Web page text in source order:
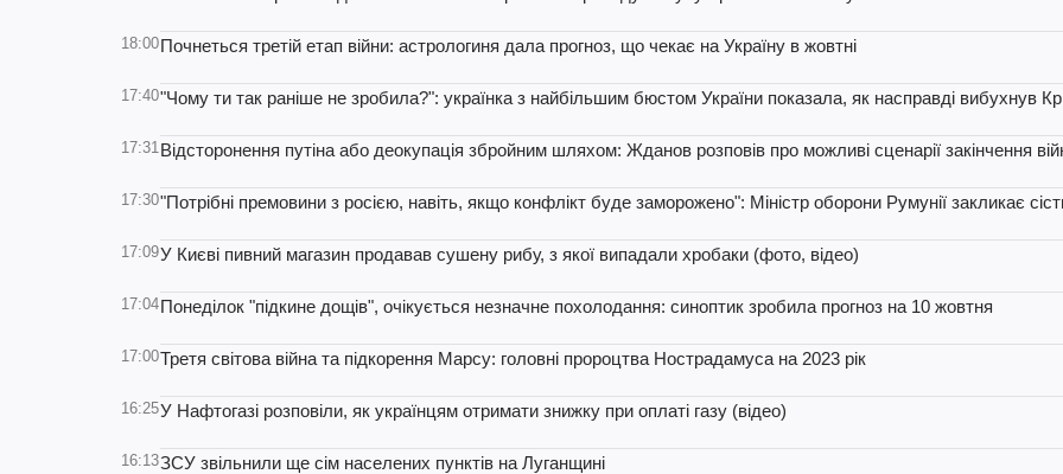
18:00Почнеться третій етап війни: астрологиня дала прогноз, що чекає на Україну в жовтні
17:40"Чому ти так раніше не зробила?": українка з найбільшим бюстом України показала, як насправді вибухнув
17:31Відсторонення путіна або деокупація збройним шляхом: Жданов розповів про можливі сценарії закінчення
17:30"Потрібні премовини з росією, навіть, якщо конфлікт буде заморожено": Міністр оборони Румунії закликає
17:09У Києві пивний магазин продавав сушену рибу, з якої випадали хробаки (фото, відео)
17:04Понеділок "підкине дощів", очікується незначне похолодання: синоптик зробила прогноз на 10 жовтня
17:00Третя світова війна та підкорення Марсу: головні пророцтва Нострадамуса на 2023 рік
16:25У Нафтогазі розповіли, як українцям отримати знижку при оплаті газу (відео)
16:13ЗСУ звільнили ще сім населених пунктів на Луганщині